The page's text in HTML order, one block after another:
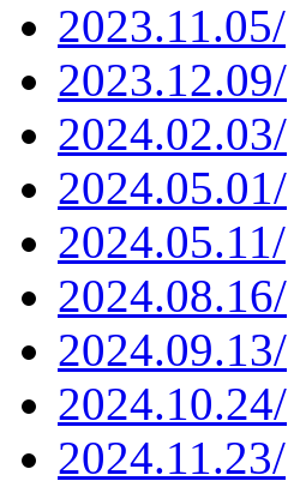
2023.11.05/
2023.12.09/
2024.02.03/
2024.05.01/
2024.05.11/
2024.08.16/
2024.09.13/
2024.10.24/
2024.11.23/